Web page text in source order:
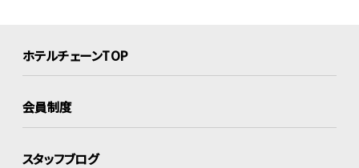
ホテルチェーンTOP
会員制度
スタッフブログ